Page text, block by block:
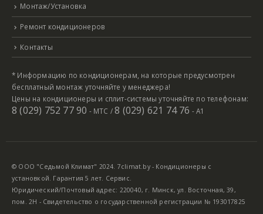
Монтаж/Установка
Ремонт кондиционеров
Контакты
* Информацию по кондиционерам, на которые предусмотрен
бесплатный монтаж уточняйте у менеджера!
Цены на кондиционеры и сплит-системы уточняйте по телефонам:
8 (029) 752 77 90 - МТС /8 (029) 621 74 76 - А1
© ООО "Седьмой Климат" 2024. 7climat.by - Кондиционеры с
установкой. Гарантия 5 лет. Сервис.
Юридический/Почтовый адрес: 220040, г. Минск, ул. Восточная, 39,
пом. 2Н - Свидетельство о государственной регистрации № 193017825